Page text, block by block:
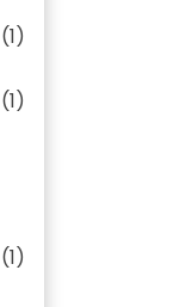
(1)
(1)
(1)